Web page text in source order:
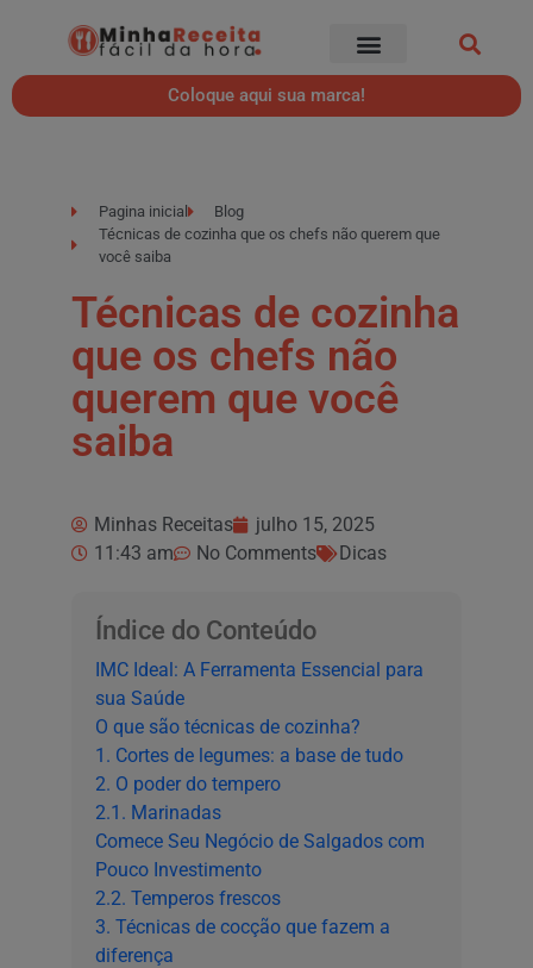
Coloque aqui sua marca!
Pagina inicial
Blog
Técnicas de cozinha que os chefs não querem que
você saiba
Técnicas de cozinha
que os chefs não
querem que você
saiba
Minhas Receitas
julho 15, 2025
11:43 am
No Comments Dicas
Índice do Conteúdo
IMC Ideal: A Ferramenta Essencial para
sua Saúde
O que são técnicas de cozinha?
1. Cortes de legumes: a base de tudo
2. O poder do tempero
2.1. Marinadas
Comece Seu Negócio de Salgados com
Pouco Investimento
2.2. Temperos frescos
3. Técnicas de cocção que fazem a
diferença